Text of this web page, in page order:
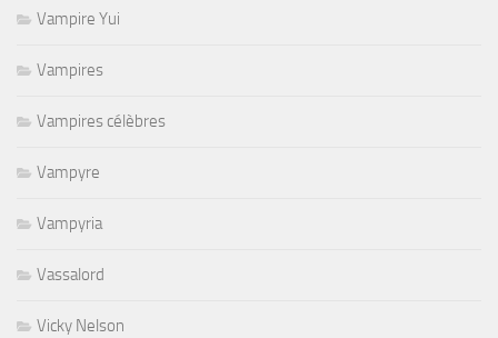
Vampire Yui
Vampires
Vampires célèbres
Vampyre
Vampyria
Vassalord
Vicky Nelson